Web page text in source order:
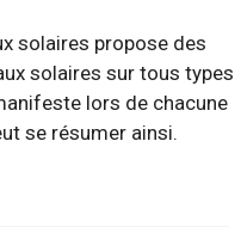
solaires propose des
solaires sur tous types
lors de chacune
se résumer ainsi.